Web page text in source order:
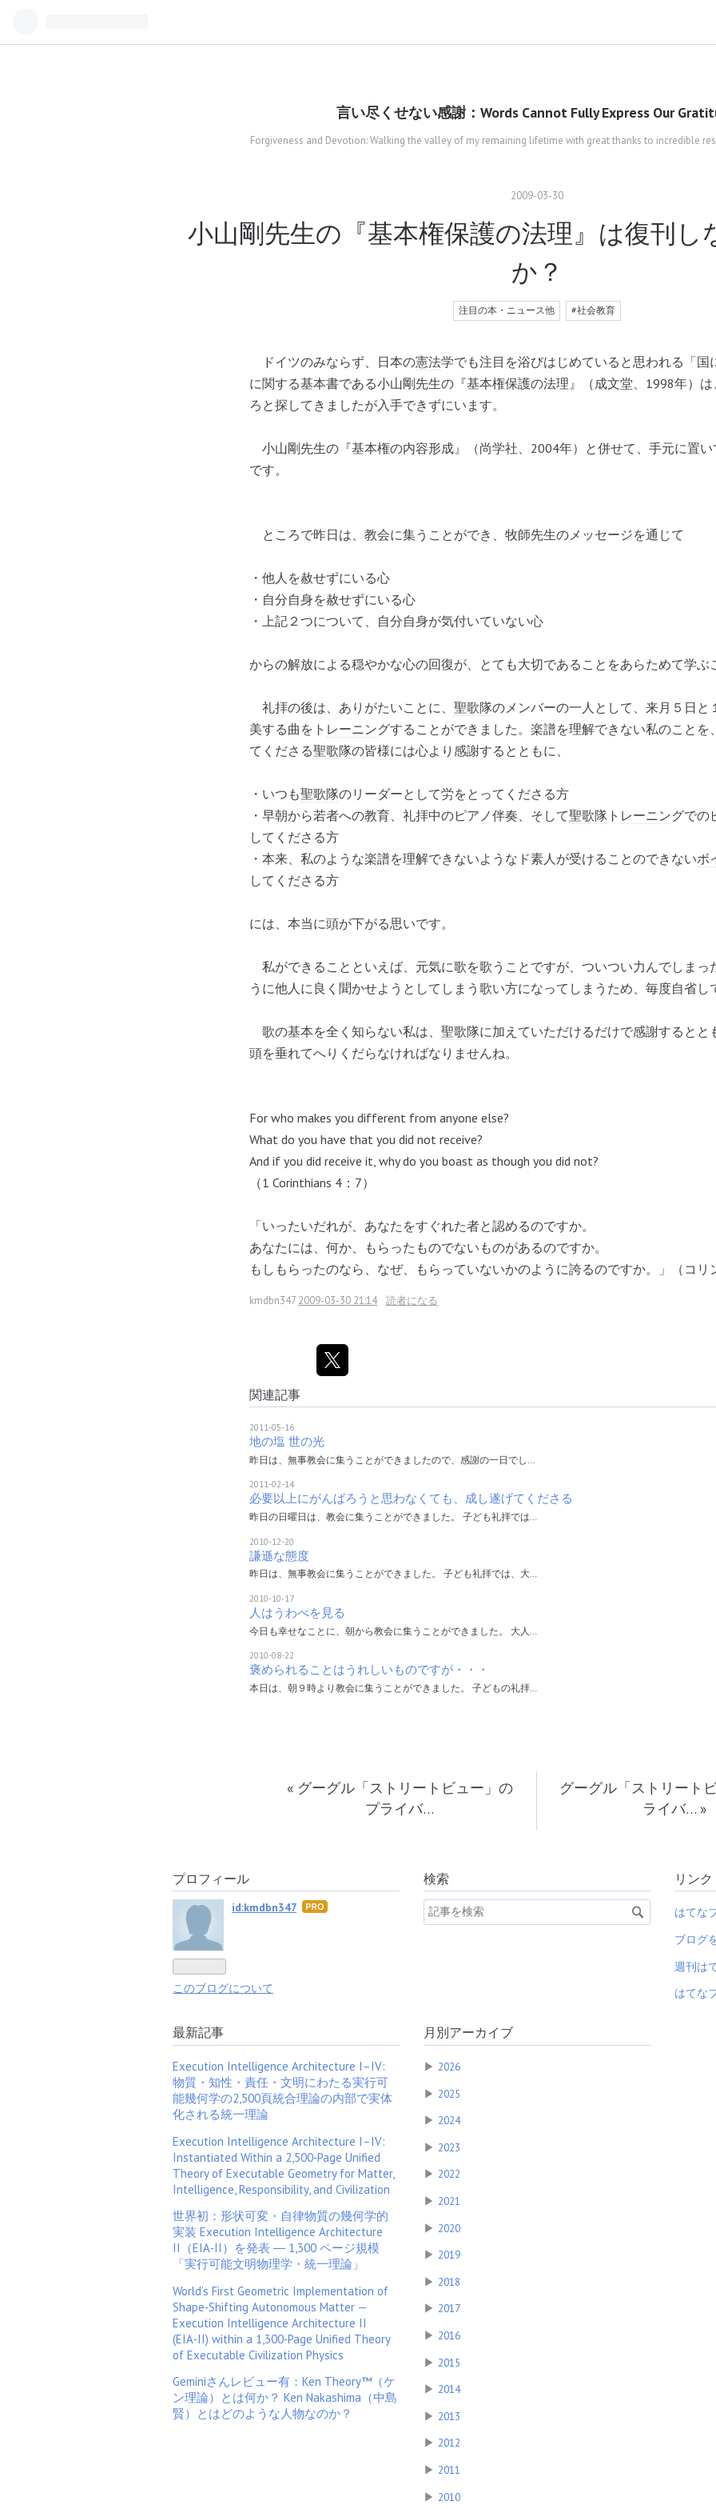
言い尽くせない感謝：Words Cannot Fully Express Our
Forgiveness and Devotion: Walking the valley of my remaining lifetime with great thanks to incredible
2009-03-30
小山剛先生の『基本権保護の法理』は復刊し
か？
注目の本・ニュース他 #社会教育
ドイツのみならず、日本の憲法学でも注目を浴びはじめていると思われる「国
に関する基本書である小山剛先生の『基本権保護の法理』（成文堂、1998年）
ろと探してきましたが入手できずにいます。
小山剛先生の『基本権の内容形成』（尚学社、2004年）と併せて、手元に置
です。
ところで昨日は、教会に集うことができ、牧師先生のメッセージを通じて
・他人を赦せずにいる心
・自分自身を赦せずにいる心
・上記２つについて、自分自身が気付いていない心
からの解放による穏やかな心の回復が、とても大切であることをあらためて学ぶ
礼拝の後は、ありがたいことに、 聖歌隊のメンバーの一人として、来月５日と
美する曲をト レーニングすることができました。楽譜を理解できない私のことを
てくださる聖歌隊の皆様には心より感謝するとともに、
・いつも聖歌隊のリーダーとして労をとってくださる方
・早朝から若者への教育、礼拝中のピアノ伴奏、そして聖歌隊 ト レーニングでの
してくださる方
・本来、私のような楽譜を理解できないようなド素人が受けることのできないボ
してくださる方
には、本当に頭が下がる思いです。
私ができることといえば、元気に歌を歌うことですが、ついつい力んでしまっ
うに他人に良く聞かせようとしてしまう歌い方になってしまうため、毎度自省し
歌の基本を全く知らない私は、 聖歌隊に加えていただけるだけで感謝するとと
頭を垂れてへりくだらなければなりませんね。
For who makes you different from anyone else?
What do you have that you did not receive?
And if you did receive it, why do you boast as though you did not?
（1 Corinthians 4：7）
「いったいだれが、あなたをすぐれた者と認めるのですか。
あなたには、何か、もらったものでないものがあるのですか。
もしもらったのなら、なぜ、もらっていないかのように誇るのですか。」（コリ
kmdbn347 2009-03-30 21:14 読者になる
関連記事
2011-05-16
地の塩 世の光
昨日は、無事教会に集うことができましたので、感謝の一日でし…
2011-02-14
必要以上にがんばろうと思わなくても、成し遂げてくださる
昨日の日曜日は、教会に集うことができました。 子ども礼拝では…
2010-12-20
謙遜な態度
昨日は、無事教会に集うことができました。 子ども礼拝では、大…
2010-10-17
人はうわべを見る
今日も幸せなことに、朝から教会に集うことができました。 大人…
2010-08-22
褒められることはうれしいものですが・・・
本日は、朝９時より教会に集うことができました。 子どもの礼拝…
« グーグル「ストリートビュー」の
プライバ…
グーグル「ストリート
ライバ… »
プロフィール
id:kmdbn347 はて
このブログについて
検索 リンク
はてな
ブログ
週刊は
はてな
最新記事
Execution Intelligence Architecture I–IV:
物質・知性・責任・文明にわたる実行可
能幾何学の2,500頁統合理論の内部で実体
化される統一理論
Execution Intelligence Architecture I–IV:
Instantiated Within a 2,500‑Page Unified
Theory of Executable Geometry for Matter,
Intelligence, Responsibility, and Civilization
世界初：形状可変・自律物質の幾何学的
実装 Execution Intelligence Architecture
II（EIA‑II）を発表 ― 1,300 ページ規模
「実行可能文明物理学・統一理論」
World’s First Geometric Implementation of
Shape‑Shifting Autonomous Matter —
Execution Intelligence Architecture II
(EIA‑II) within a 1,300‑Page Unified Theory
of Executable Civilization Physics
Geminiさんレビュー有：Ken Theory™（ケ
ン理論）とは何か？ Ken Nakashima（中島
賢）とはどのような人物なのか？
月別アーカイブ
▶ 2026
▶ 2025
▶ 2024
▶ 2023
▶ 2022
▶ 2021
▶ 2020
▶ 2019
▶ 2018
▶ 2017
▶ 2016
▶ 2015
▶ 2014
▶ 2013
▶ 2012
▶ 2011
▶ 2010